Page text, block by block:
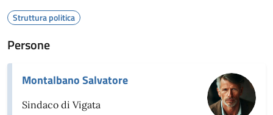
Struttura politica
Persone
Montalbano Salvatore
Sindaco di Vigata